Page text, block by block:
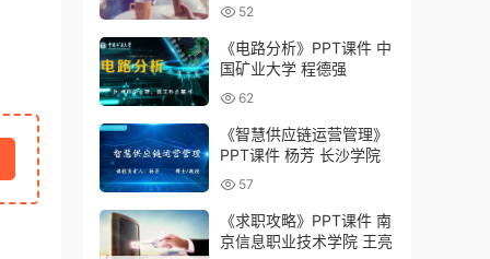
52
《电路分析》PPT课件 中
国矿业大学 程德强
62
《智慧供应链运营管理》
PPT课件 杨芳 长沙学院
57
《求职攻略》PPT课件 南
京信息职业技术学院 王亮